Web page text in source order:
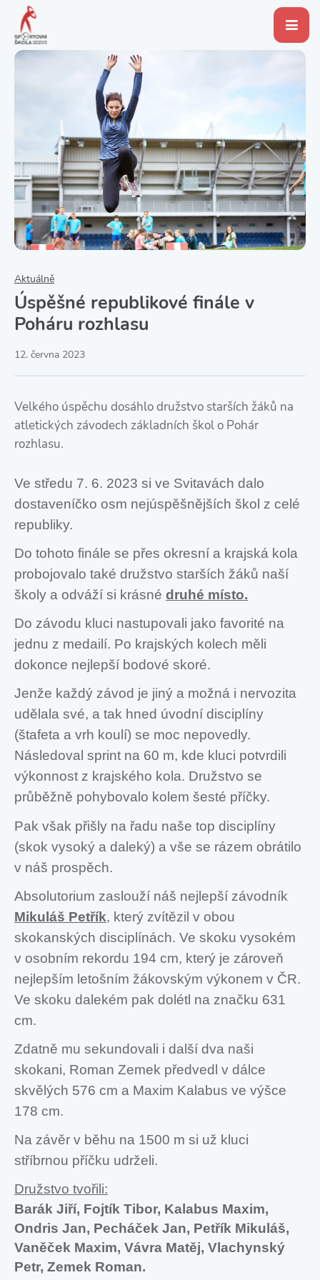
Aktuálně
Úspěšné republikové finále v
Poháru rozhlasu
12. června 2023
Velkého úspěchu dosáhlo družstvo starších žáků na
atletických závodech základních škol o Pohár
rozhlasu.
Ve středu 7. 6. 2023 si ve Svitavách dalo
dostaveníčko osm nejúspěšnějších škol z celé
republiky.
Do tohoto finále se přes okresní a krajská kola
probojovalo také družstvo starších žáků naší
školy a odváží si krásné druhé místo.
Do závodu kluci nastupovali jako favorité na
jednu z medailí. Po krajských kolech měli
dokonce nejlepší bodové skoré.
Jenže každý závod je jiný a možná i nervozita
udělala své, a tak hned úvodní disciplíny
(štafeta a vrh koulí) se moc nepovedly.
Následoval sprint na 60 m, kde kluci potvrdili
výkonnost z krajského kola. Družstvo se
průběžně pohybovalo kolem šesté příčky.
Pak však přišly na řadu naše top disciplíny
(skok vysoký a daleký) a vše se rázem obrátilo
v náš prospěch.
Absolutorium zaslouží náš nejlepší závodník
Mikuláš Petřík, který zvítězil v obou
skokanských disciplínách. Ve skoku vysokém
v osobním rekordu 194 cm, který je zároveň
nejlepším letošním žákovským výkonem v ČR.
Ve skoku dalekém pak dolétl na značku 631
cm.
Zdatně mu sekundovali i další dva naši
skokani, Roman Zemek předvedl v dálce
skvělých 576 cm a Maxim Kalabus ve výšce
178 cm.
Na závěr v běhu na 1500 m si už kluci
stříbrnou příčku udrželi.
Družstvo tvořili:
Barák Jiří, Fojtík Tibor, Kalabus Maxim,
Ondris Jan, Pecháček Jan, Petřík Mikuláš,
Vaněček Maxim, Vávra Matěj, Vlachynský
Petr, Zemek Roman.